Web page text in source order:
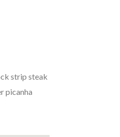
strip steak
picanha